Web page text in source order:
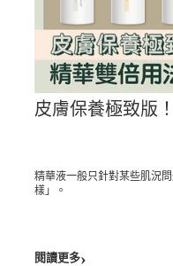
皮膚保養極致版
精華液一般只針對某些肌況
樣」。
閱讀更多›